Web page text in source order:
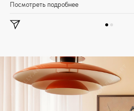
Посмотреть подробнее